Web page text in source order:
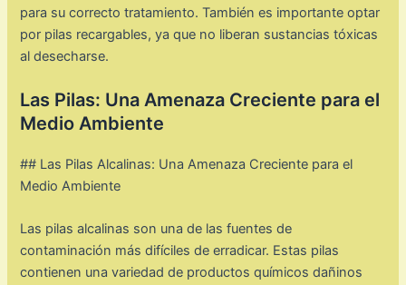
para su correcto tratamiento. También es importante optar
por pilas recargables, ya que no liberan sustancias tóxicas
al desecharse.
Las Pilas: Una Amenaza Creciente para el
Medio Ambiente
## Las Pilas Alcalinas: Una Amenaza Creciente para el
Medio Ambiente
Las pilas alcalinas son una de las fuentes de
contaminación más difíciles de erradicar. Estas pilas
contienen una variedad de productos químicos dañinos